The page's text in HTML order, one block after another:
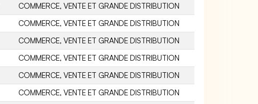
COMMERCE, VENTE ET GRANDE DISTRIBUTION
COMMERCE, VENTE ET GRANDE DISTRIBUTION
COMMERCE, VENTE ET GRANDE DISTRIBUTION
COMMERCE, VENTE ET GRANDE DISTRIBUTION
COMMERCE, VENTE ET GRANDE DISTRIBUTION
COMMERCE, VENTE ET GRANDE DISTRIBUTION